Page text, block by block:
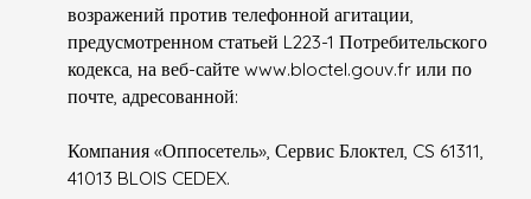
возражений против телефонной агитации,
предусмотренном статьей L223-1 Потребительского
кодекса, на веб-сайте www.bloctel.gouv.fr или по
почте, адресованной:
Компания «Оппосетель», Сервис Блоктел, CS 61311,
41013 BLOIS CEDEX.